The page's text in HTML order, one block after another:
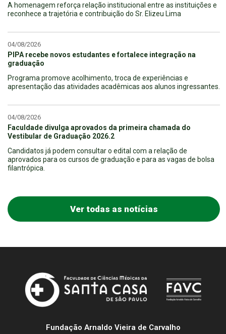
A homenagem reforça relação institucional entre as instituições e
reconhece a trajetória e contribuição do Sr. Elizeu Lima
04/08/2026
PIPA recebe novos estudantes e fortalece integração na
graduação
Programa promove acolhimento, troca de experiências e
apresentação das atividades acadêmicas aos alunos ingressantes.
04/08/2026
Faculdade divulga aprovados da primeira chamada do
Vestibular de Graduação 2026.2
Candidatos já podem consultar o edital com a relação de
aprovados para os cursos de graduação e para as vagas de bolsa
filantrópica.
Ver todas as notícias
Fundação Arnaldo Vieira de Carvalho